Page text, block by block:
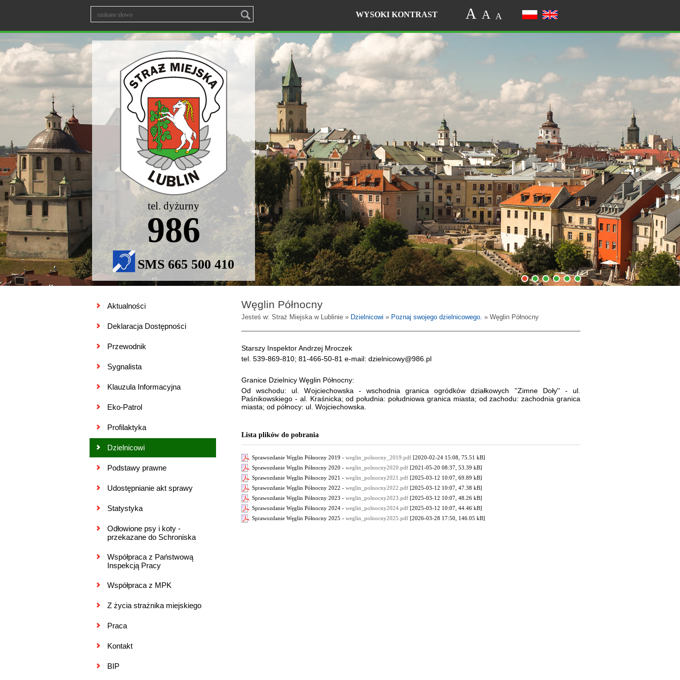
WYSOKI KONTRAST A A A
1 2 3 4 5 6
tel. dyżurny
986
SMS 665 500 410
Aktualności
Deklaracja Dostępności
Przewodnik
Sygnalista
Klauzula Informacyjna
Eko-Patrol
Profilaktyka
Dzielnicowi
Podstawy prawne
Udostępnianie akt sprawy
Statystyka
Odłowione psy i koty -
przekazane do Schroniska
Współpraca z Państwową
Inspekcją Pracy
Współpraca z MPK
Z życia strażnika miejskiego
Praca
Kontakt
BIP
Węglin Północny
Jesteś w: Straż Miejska w Lublinie » Dzielnicowi » Poznaj swojego dzielnicowego. » Węglin Północny
Starszy Inspektor Andrzej Mroczek
tel. 539-869-810; 81-466-50-81 e-mail: dzielnicowy@986.pl
Granice Dzielnicy Węglin Północny:
Od wschodu: ul. Wojciechowska - wschodnia granica ogródków działkowych ''Zimne Doły'' - ul.
Paśnikowskiego - al. Kraśnicka; od południa: południowa granica miasta; od zachodu: zachodnia granica
miasta; od północy: ul. Wojciechowska.
Lista plików do pobrania
Sprawozdanie Węglin Północny 2019 - weglin_polnocny_2019.pdf [2020-02-24 15:08, 75.51 kB]
Sprawozdanie Węglin Północny 2020 - weglin_polnocny2020.pdf [2021-05-20 08:37, 53.39 kB]
Sprawozdanie Węglin Północny 2021 - weglin_polnocny2021.pdf [2025-03-12 10:07, 69.89 kB]
Sprawozdanie Węglin Północny 2022 - weglin_polnocny2022.pdf [2025-03-12 10:07, 47.38 kB]
Sprawozdanie Węglin Północny 2023 - weglin_polnocny2023.pdf [2025-03-12 10:07, 48.26 kB]
Sprawozdanie Węglin Północny 2024 - weglin_polnocny2024.pdf [2025-03-12 10:07, 44.46 kB]
Sprawozdanie Węglin Północny 2025 - weglin_polnocny2025.pdf [2026-03-28 17:50, 146.05 kB]